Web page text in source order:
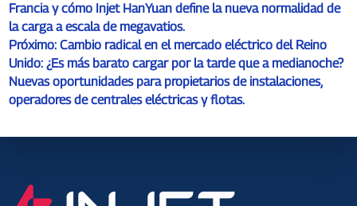
Francia y cómo Injet HanYuan define la nueva normalidad de
la carga a escala de megavatios.
Próximo: Cambio radical en el mercado eléctrico del Reino
Unido: ¿Es más barato cargar por la tarde que a medianoche?
Nuevas oportunidades para propietarios de instalaciones,
operadores de centrales eléctricas y flotas.